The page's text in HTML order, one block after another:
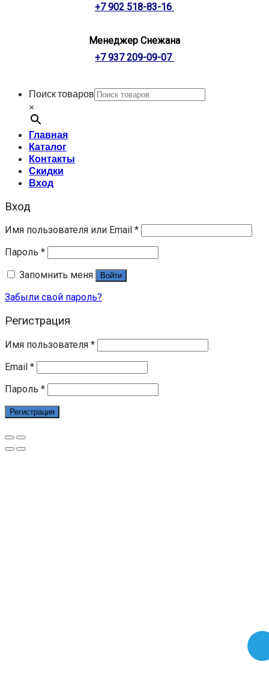
+7 902 518-83-16
Менеджер Снежана
+7 937 209-09-07
Поиск товаров
×
Главная
Каталог
Контакты
Скидки
Вход
Вход
Имя пользователя или Email *
Пароль *
Запомнить меня
Войти
Забыли свой пароль?
Регистрация
Имя пользователя *
Email *
Пароль *
Регистрация